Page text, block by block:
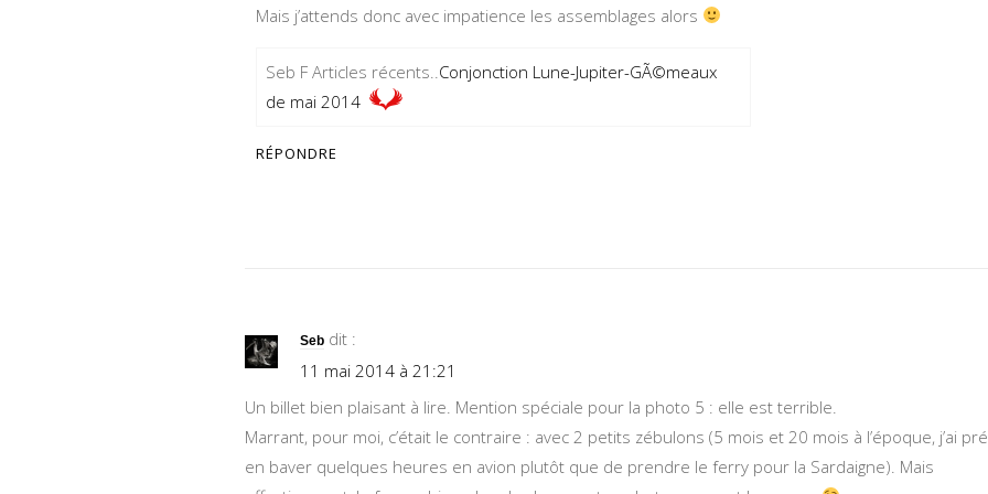
Mais j’attends donc avec impatience les assemblages alors
Seb F Articles récents.. Conjonction Lune-Jupiter-GÃ©meaux
de mai 2014
RÉPONDRE
Seb dit :
11 mai 2014 à 21:21
Un billet bien plaisant à lire. Mention spéciale pour la photo 5 : elle est terrible.
Marrant, pour moi, c’était le contraire : avec 2 petits zébulons (5 mois et 20 mois à l’époque, j’ai
en baver quelques heures en avion plutôt que de prendre le ferry pour la Sardaigne). Mais